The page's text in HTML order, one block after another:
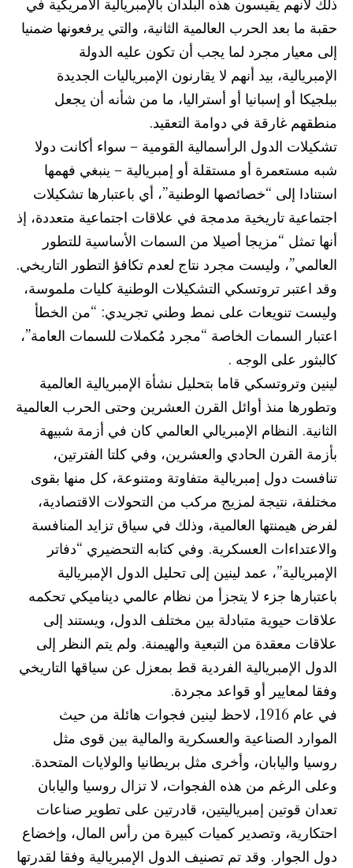
حقبة ما بعد الحرب العالمية الثانية، والتي يرفعونها ضمنيا
إلى معيار مجرد لما يجب أن تكون عليه الدولة
الإمبريالية، بيد أنهم لا يقارنون الإمبرياليات الجديدة
ببلجيكا أو إسبانيا أو أستراليا، ما من شأنه أن يجعل
منطقهم غارقة في دوامة التعقيد.
تشكيلات الدول الرأسمالية القومية – سواء أكانت دولا
شبه مستعمرة أو مستقلة أو إمبريالية – ينبغي فهمها
استنادا إلى “خصائصها الوطنية”، أي باعتبارها تشكيلات
اجتماعية تاريخية مدمجة في علاقات اجتماعية متعددة، إذ
أنها تمثل “مزيجا أصيلا من السمات الأساسية للتطور
العالمي”، وليست مجرد نتاج لعدم تكافؤ التطور التاريخي.
وقد اعتبر تروتسكي التشكيلات الوطنية كليات ملموسة،
وليست تنويعات على نمط وطني تجريدي: “من الخطأ
اعتبار السمات الخاصة “مجرد مُكملات للسمات العامة”،
كالبثور على الوجه .
لينين وتروتسكي قاما بتحليل نشأة الإمبريالية العالمية
وتطورها منذ أوائل القرن العشرين وحتى الحرب العالمية
الثانية. النظام الإمبريالي العالمي كان في أزمة شبيهة
بأزمة القرن الحادي والعشرين، وفي كلتا الفترتين،
تنافست دول إمبريالية متفاوتة ومتنوعة، كل منها بقوى
مختلفة، نتيجة لمزيج مركب من التحولات الاقتصادية،
لفرض هيمنتها العالمية، وذلك في سياق تزايد المنافسة
والاعتداءات العسكرية. وفي كتابه التحضيري “دفاتر
الإمبريالية”، عمد لينين إلى تحليل الدول الإمبريالية
باعتبارها جزء لا يتجزأ من نظام عالمي ديناميكي تحكمه
علاقات حيوية متبادلة بين مختلف الدول، ويستند إلى
علاقات معقدة من التبعية والهيمنة. ولم يتم النظر إلى
الدول الإمبريالية الفردية قط بمعزل عن سياقها التاريخي
وفقا لمعايير أو قواعد مجردة.
في عام 1916، لاحظ لينين فجوات هائلة من حيث
الموارد الصناعية والعسكرية والمالية بين قوى مثل
روسيا واليابان، وأخرى مثل بريطانيا والولايات المتحدة.
وعلى الرغم من هذه الفجوات، لا تزال روسيا واليابان
تعدان قوتين إمبرياليتين، قادرتين على تطوير صناعات
احتكارية، وتصدير كميات كبيرة من رأس المال، وإخضاع
دول الجوار. وقد تم تصنيف الدول الإمبريالية وفقا لقدرتها